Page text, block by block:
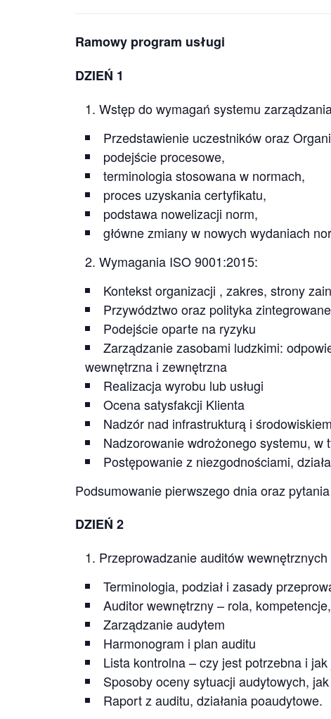
Ramowy program usługi
DZIEŃ 1
Wstęp do wymagań systemu
Przedstawienie uczestników oraz
podejście procesowe,
terminologia stosowana w normach,
proces uzyskania certyfikatu,
podstawa nowelizacji norm,
główne zmiany w nowych wydaniach
Wymagania ISO 9001:2015:
Kontekst organizacji , zakres, strony
Przywództwo oraz polityka
Podejście oparte na ryzyku
Zarządzanie zasobami ludzkimi:
wewnętrzna i zewnętrzna
Realizacja wyrobu lub usługi
Ocena satysfakcji Klienta
Nadzór nad infrastrukturą i
Nadzorowanie wdrożonego systemu, w
Postępowanie z niezgodnościami,
Podsumowanie pierwszego dnia oraz
DZIEŃ 2
Przeprowadzanie auditów
Terminologia, podział i zasady
Auditor wewnętrzny – rola,
Zarządzanie audytem
Harmonogram i plan auditu
Lista kontrolna – czy jest potrzebna i
Sposoby oceny sytuacji audytowych,
Raport z auditu, działania poaudytowe.